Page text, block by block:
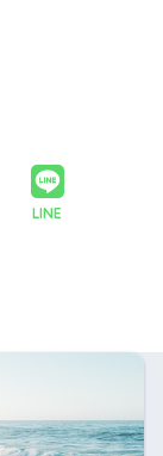
LINE